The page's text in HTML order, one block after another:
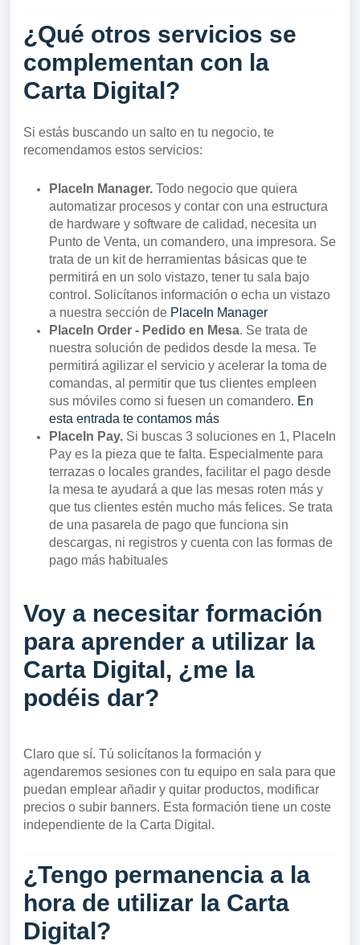
¿Qué otros servicios se
complementan con la
Carta Digital?
Si estás buscando un salto en tu negocio, te
recomendamos estos servicios:
PlaceIn Manager. Todo negocio que quiera
automatizar procesos y contar con una estructura
de hardware y software de calidad, necesita un
Punto de Venta, un comandero, una impresora. Se
trata de un kit de herramientas básicas que te
permitirá en un solo vistazo, tener tu sala bajo
control. Solicítanos información o echa un vistazo
a nuestra sección de PlaceIn Manager
PlaceIn Order - Pedido en Mesa. Se trata de
nuestra solución de pedidos desde la mesa. Te
permitirá agilizar el servicio y acelerar la toma de
comandas, al permitir que tus clientes empleen
sus móviles como si fuesen un comandero. En
esta entrada te contamos más
PlaceIn Pay. Si buscas 3 soluciones en 1, PlaceIn
Pay es la pieza que te falta. Especialmente para
terrazas o locales grandes, facilitar el pago desde
la mesa te ayudará a que las mesas roten más y
que tus clientes estén mucho más felices. Se trata
de una pasarela de pago que funciona sin
descargas, ni registros y cuenta con las formas de
pago más habituales
Voy a necesitar formación
para aprender a utilizar la
Carta Digital, ¿me la
podéis dar?
Claro que sí. Tú solicítanos la formación y
agendaremos sesiones con tu equipo en sala para que
puedan emplear añadir y quitar productos, modificar
precios o subir banners. Esta formación tiene un coste
independiente de la Carta Digital.
¿Tengo permanencia a la
hora de utilizar la Carta
Digital?